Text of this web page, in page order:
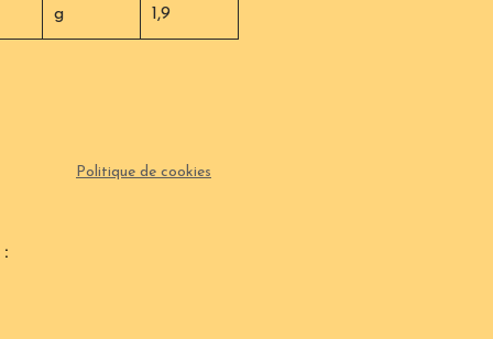
g 1,9
Politique de cookies